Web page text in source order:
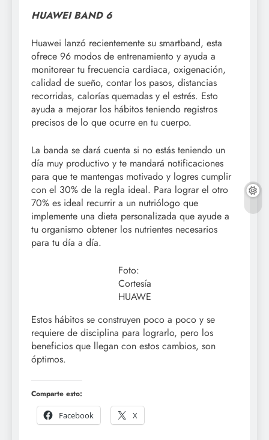
HUAWEI BAND 6
Huawei lanzó recientemente su smartband, esta
ofrece 96 modos de entrenamiento y ayuda a
monitorear tu frecuencia cardiaca, oxigenación,
calidad de sueño, contar los pasos, distancias
recorridas, calorías quemadas y el estrés. Esto
ayuda a mejorar los hábitos teniendo registros
precisos de lo que ocurre en tu cuerpo.
La banda se dará cuenta si no estás teniendo un
día muy productivo y te mandará notificaciones
para que te mantengas motivado y logres cumplir
con el 30% de la regla ideal. Para lograr el otro
70% es ideal recurrir a un nutriólogo que
implemente una dieta personalizada que ayude a
tu organismo obtener los nutrientes necesarios
para tu día a día.
Foto:
Cortesía
HUAWE
Estos hábitos se construyen poco a poco y se
requiere de disciplina para lograrlo, pero los
beneficios que llegan con estos cambios, son
óptimos.
Comparte esto:
Facebook
X